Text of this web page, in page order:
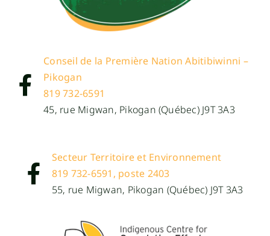
Conseil de la Première Nation Abitibiwinni –
Pikogan
819 732-6591
45, rue Migwan, Pikogan (Québec) J9T 3A3
Secteur Territoire et Environnement
819 732-6591, poste 2403
55, rue Migwan, Pikogan (Québec) J9T 3A3